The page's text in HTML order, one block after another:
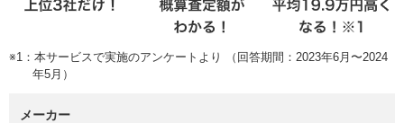
※1：本サービスで実施のアンケートより （回答期間：2023年6月〜2024
年5月）
メーカー